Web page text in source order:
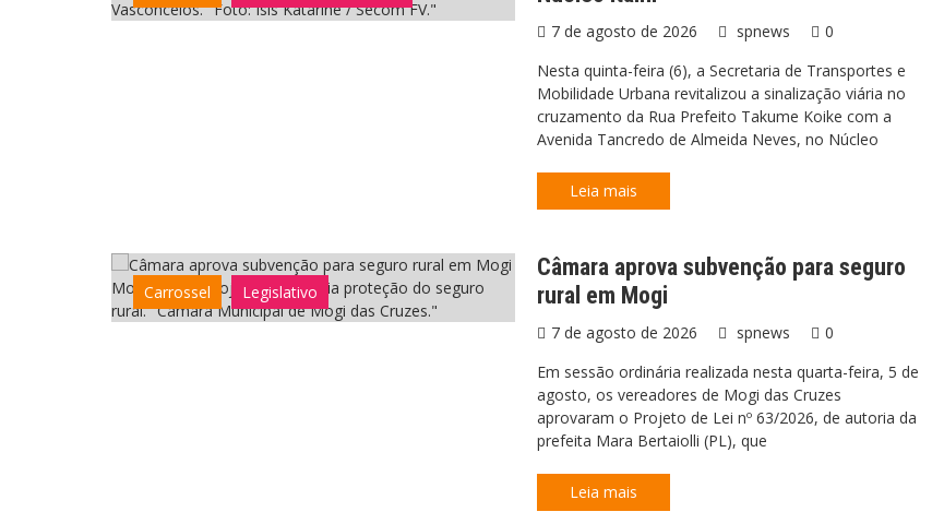
Vasconcelos. "Foto: Isis Katarine / Secom FV."
7 de agosto de 2026 spnews
0
Nesta quinta-feira (6), a Secretaria de Transportes e
Mobilidade Urbana revitalizou a sinalização viária no
cruzamento da Rua Prefeito Takume Koike com a
Avenida Tancredo de Almeida Neves, no Núcleo
Leia mais
Mogi aprova projeto que amplia proteção do seguro
rural. "Câmara Municipal de Mogi das Cruzes."
Carrossel Legislativo
Câmara aprova subvenção para seguro
rural em Mogi
7 de agosto de 2026 spnews
0
Em sessão ordinária realizada nesta quarta-feira, 5 de
agosto, os vereadores de Mogi das Cruzes
aprovaram o Projeto de Lei nº 63/2026, de autoria da
prefeita Mara Bertaiolli (PL), que
Leia mais